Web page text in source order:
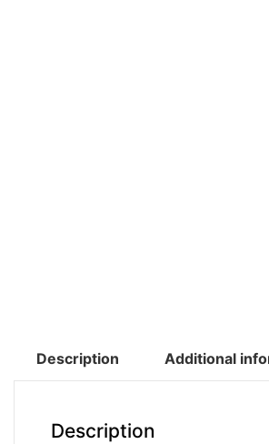
Description Additional
Description